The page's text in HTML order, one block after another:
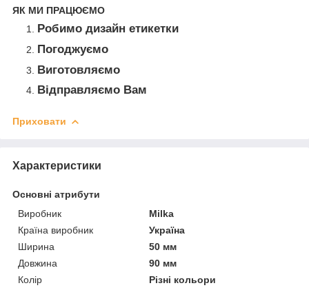
ЯК МИ ПРАЦЮЄМО
Робимо дизайн етикетки
Погоджуємо
Виготовляємо
Відправляємо Вам
Приховати
Характеристики
Основні атрибути
Виробник
Milka
Країна виробник
Україна
Ширина
50 мм
Довжина
90 мм
Колір
Різні кольори